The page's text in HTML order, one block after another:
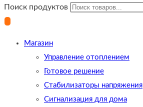
Поиск продуктов
Магазин
Управление отоплением
Готовое решение
Cтабилизаторы напряжения
Сигнализация для дома